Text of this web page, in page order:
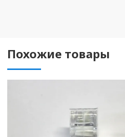
Похожие товары